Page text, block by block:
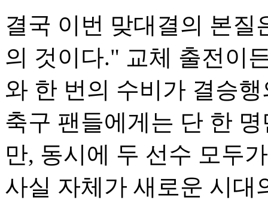
결국 이번 맞대결의 본
의 것이다." 교체 출전이
와 한 번의 수비가 결승
축구 팬들에게는 단 한
만, 동시에 두 선수 모두
사실 자체가 새로운 시대